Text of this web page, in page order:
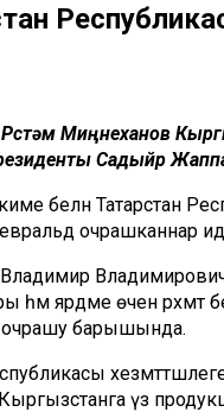
Миңнеханов
Садыйр
белән Татарстан
очрашканнар
ярдәме өчен рәхмәт
очрашу барышында.
хезмәттәшлеге
үз